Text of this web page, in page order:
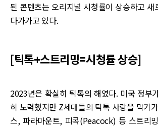
된 콘텐츠는 오리지널 시청률이 상승하고 새
다가가고 있다.
[틱톡+스트리밍=시청률 상승]
2023년은 확실히 틱톡의 해였다. 미국 정부
히 노력했지만 Z세대들의 틱톡 사랑을 막기
스, 파라마운트, 피콕(Peacock) 등 스트리